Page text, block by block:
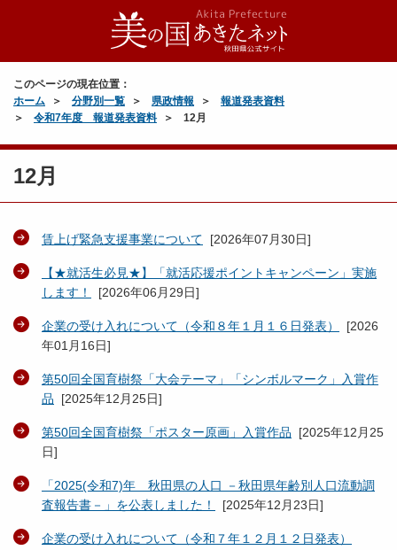
このページの現在位置：
ホーム
分野別一覧 県政情報
報道発表資料
令和7年度 報道発表資料
12月
12月
賃上げ緊急支援事業について [2026年07月30日]
【★就活生必見★】「就活応援ポイントキャンペーン」実施
します！
[2026年06月29日]
企業の受け入れについて（令和８年１月１６日発表） [2026
年01月16日]
第50回全国育樹祭「大会テーマ」「シンボルマーク」入賞作
品 [2025年12月25日]
第50回全国育樹祭「ポスター原画」入賞作品 [2025年12月25
日]
「2025(令和7)年 秋田県の人口 －秋田県年齢別人口流動調
査報告書－」を公表しました！
[2025年12月23日]
企業の受け入れについて（令和７年１２月１２日発表）